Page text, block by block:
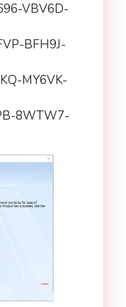
VBV6D-
BFH9J-
MY6VK-
8WTW7-